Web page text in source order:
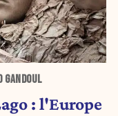
GANDOUL
: l'Europe